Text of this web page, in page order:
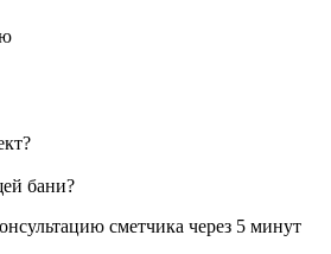
бани?
сметчика через 5 минут